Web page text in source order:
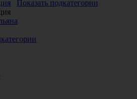
Показать подкатегории